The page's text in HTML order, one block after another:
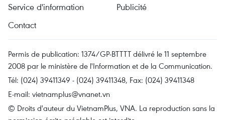
Service d'information
Publicité
Contact
Permis de publication: 1374/GP-BTTTT délivré le 11 septembre
2008 par le ministère de l'Information et de la Communication.
Tél: (024) 39411349 - (024) 39411348, Fax: (024) 39411348
E-mail: vietnamplus@vnanet.vn
© Droits d'auteur du VietnamPlus, VNA. La reproduction sans la